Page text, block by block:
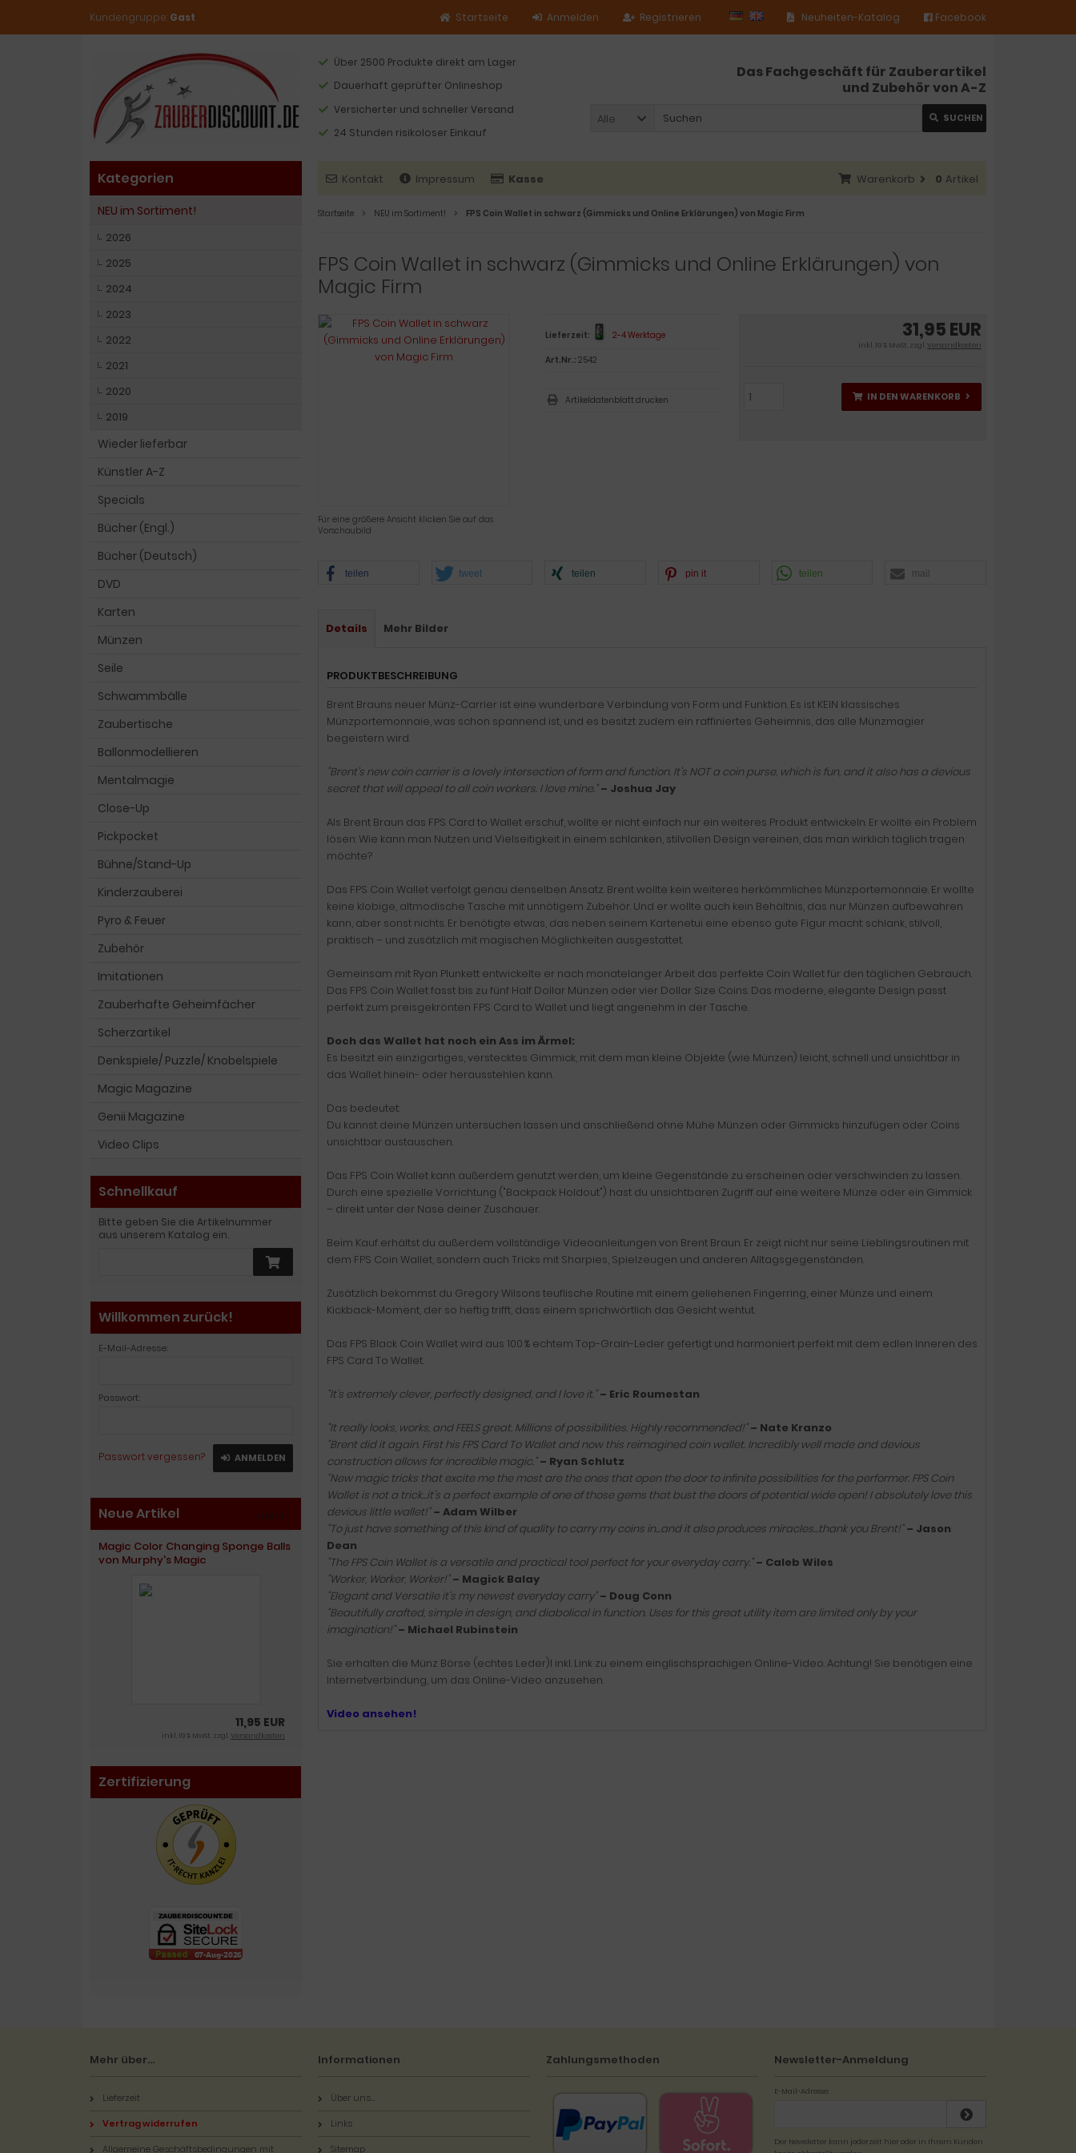
Kundengruppe: Gast Facebook
Neuheiten-Katalog
Registrieren
Anmelden
Startseite
Über 2500 Produkte direkt am Lager
Dauerhaft geprüfter Onlineshop
Versicherter und schneller Versand
24 Stunden risikoloser Einkauf
Das Fachgeschäft für Zauberartikel
und Zubehör von A-Z
Alle SUCHEN
Kontakt Impressum Kasse Warenkorb 0 Artikel
Startseite NEU im Sortiment! FPS Coin Wallet in schwarz (Gimmicks und Online Erklärungen) von Magic Firm
FPS Coin Wallet in schwarz (Gimmicks und Online Erklärungen) von
Magic Firm
Für eine größere Ansicht klicken Sie auf das
Vorschaubild
31,95 EUR
inkl. 19 % MwSt. zzgl.Versandkosten
IN DEN WARENKORB
Lieferzeit: 2-4 Werktage
Art.Nr.: 2542
Artikeldatenblatt drucken
teilen tweet teilen pin it teilen mail
Details Mehr Bilder
PRODUKTBESCHREIBUNG
Brent Brauns neuer Münz-Carrier ist eine wunderbare Verbindung von Form und Funktion. Es ist KEIN klassisches
Münzportemonnaie, was schon spannend ist, und es besitzt zudem ein raffiniertes Geheimnis, das alle Münzmagier
begeistern wird.
"Brent's new coin carrier is a lovely intersection of form and function. It's NOT a coin purse, which is fun, and it also has a devious
secret that will appeal to all coin workers. I love mine." – Joshua Jay
Als Brent Braun das FPS Card to Wallet erschuf, wollte er nicht einfach nur ein weiteres Produkt entwickeln. Er wollte ein Problem
lösen: Wie kann man Nutzen und Vielseitigkeit in einem schlanken, stilvollen Design vereinen, das man wirklich täglich tragen
möchte?
Das FPS Coin Wallet verfolgt genau denselben Ansatz. Brent wollte kein weiteres herkömmliches Münzportemonnaie. Er wollte
keine klobige, altmodische Tasche mit unnötigem Zubehör. Und er wollte auch kein Behältnis, das nur Münzen aufbewahren
kann, aber sonst nichts. Er benötigte etwas, das neben seinem Kartenetui eine ebenso gute Figur macht: schlank, stilvoll,
praktisch – und zusätzlich mit magischen Möglichkeiten ausgestattet.
Gemeinsam mit Ryan Plunkett entwickelte er nach monatelanger Arbeit das perfekte Coin Wallet für den täglichen Gebrauch.
Das FPS Coin Wallet fasst bis zu fünf Half Dollar Münzen oder vier Dollar Size Coins. Das moderne, elegante Design passt
perfekt zum preisgekrönten FPS Card to Wallet und liegt angenehm in der Tasche.
Doch das Wallet hat noch ein Ass im Ärmel:
Es besitzt ein einzigartiges, verstecktes Gimmick, mit dem man kleine Objekte (wie Münzen) leicht, schnell und unsichtbar in
das Wallet hinein- oder herausstehlen kann.
Das bedeutet:
Du kannst deine Münzen untersuchen lassen und anschließend ohne Mühe Münzen oder Gimmicks hinzufügen oder Coins
unsichtbar austauschen.
Das FPS Coin Wallet kann außerdem genutzt werden, um kleine Gegenstände zu erscheinen oder verschwinden zu lassen.
Durch eine spezielle Vorrichtung ("Backpack Holdout") hast du unsichtbaren Zugriff auf eine weitere Münze oder ein Gimmick
– direkt unter der Nase deiner Zuschauer.
Beim Kauf erhältst du außerdem vollständige Videoanleitungen von Brent Braun. Er zeigt nicht nur seine Lieblingsroutinen mit
dem FPS Coin Wallet, sondern auch Tricks mit Sharpies, Spielzeugen und anderen Alltagsgegenständen.
Zusätzlich bekommst du Gregory Wilsons teuflische Routine mit einem geliehenen Fingerring, einer Münze und einem
Kickback-Moment, der so heftig trifft, dass einem sprichwörtlich das Gesicht wehtut.
Das FPS Black Coin Wallet wird aus 100 % echtem Top-Grain-Leder gefertigt und harmoniert perfekt mit dem edlen Inneren des
FPS Card To Wallet.
"It's extremely clever, perfectly designed, and I love it." – Eric Roumestan
"It really looks, works, and FEELS great. Millions of possibilities. Highly recommended!" – Nate Kranzo
"Brent did it again. First his FPS Card To Wallet and now this reimagined coin wallet. Incredibly well made and devious
construction allows for incredible magic." – Ryan Schlutz
"New magic tricks that excite me the most are the ones that open the door to infinite possibilities for the performer. FPS Coin
Wallet is not a trick...it's a perfect example of one of those gems that bust the doors of potential wide open! I absolutely love this
devious little wallet!" – Adam Wilber
"To just have something of this kind of quality to carry my coins in...and it also produces miracles...thank you Brent!" – Jason
Dean
"The FPS Coin Wallet is a versatile and practical tool perfect for your everyday carry." – Caleb Wiles
"Worker, Worker, Worker!" – Magick Balay
"Elegant and Versatile it's my newest everyday carry" – Doug Conn
"Beautifully crafted, simple in design, and diabolical in function. Uses for this great utility item are limited only by your
imagination!" – Michael Rubinstein
Sie erhalten die Münz Börse (echtes Leder)l inkl. Link zu einem einglischsprachigen Online-Video. Achtung! Sie benötigen eine
Internetverbindung, um das Online-Video anzusehen.
Video ansehen!
Kategorien
NEU im Sortiment!
2026
2025
2024
2023
2022
2021
2020
2019
Wieder lieferbar
Künstler A-Z
Specials
Bücher (Engl.)
Bücher (Deutsch)
DVD
Karten
Münzen
Seile
Schwammbälle
Zaubertische
Ballonmodellieren
Mentalmagie
Close-Up
Pickpocket
Bühne/Stand-Up
Kinderzauberei
Pyro & Feuer
Zubehör
Imitationen
Zauberhafte Geheimfächer
Scherzartikel
Denkspiele/ Puzzle/ Knobelspiele
Magic Magazine
Genii Magazine
Video Clips
Schnellkauf
Bitte geben Sie die Artikelnummer
aus unserem Katalog ein.
Willkommen zurück!
E-Mail-Adresse:
Passwort:
Passwort vergessen? ANMELDEN
Neue Artikel mehr
Magic Color Changing Sponge Balls
von Murphy's Magic
11,95 EUR
inkl. 19 % MwSt. zzgl.Versandkosten
Zertifizierung
Mehr über...
Lieferzeit
Vertrag widerrufen
Allgemeine Geschäftsbedingungen mit
Informationen
Über uns...
Links
Sitemap
Zahlungsmethoden Newsletter-Anmeldung
E-Mail-Adresse:
Der Newsletter kann jederzeit hier oder in Ihrem Kunden